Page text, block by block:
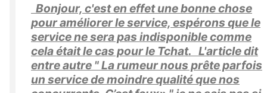
Bonjour, c'est en effet une bonne chose
pour améliorer le service, espérons que le
service ne sera pas indisponible comme
cela était le cas pour le Tchat. L'article dit
entre autre " La rumeur nous prête parfois
un service de moindre qualité que nos